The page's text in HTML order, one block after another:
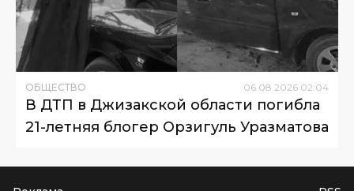
ОБЩЕСТВО 06 08 2026 02:04
В ДТП в Джизакской области погибла
21-летняя блогер Орзигуль Уразматова